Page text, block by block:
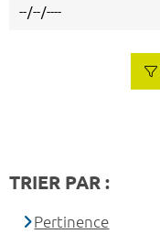
TRIER PAR :
Pertinence